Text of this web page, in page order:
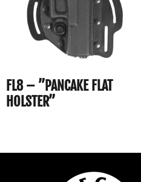
FL8 – ”PANCAKE FLAT
HOLSTER”